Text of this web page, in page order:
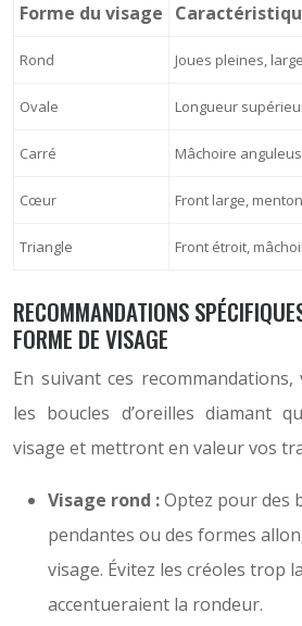
Forme du visage
Rond Joues pleines,
Ovale Longueur
Carré Mâchoire
Cœur Front large,
Triangle Front étroit,
RECOMMANDATIONS
FORME DE VISAGE
En suivant ces
les boucles d’oreilles diamant
visage et mettront en valeur vos
Visage rond :Optez pour des
pendantes ou des formes
visage. Évitez les créoles trop
accentueraient la rondeur.